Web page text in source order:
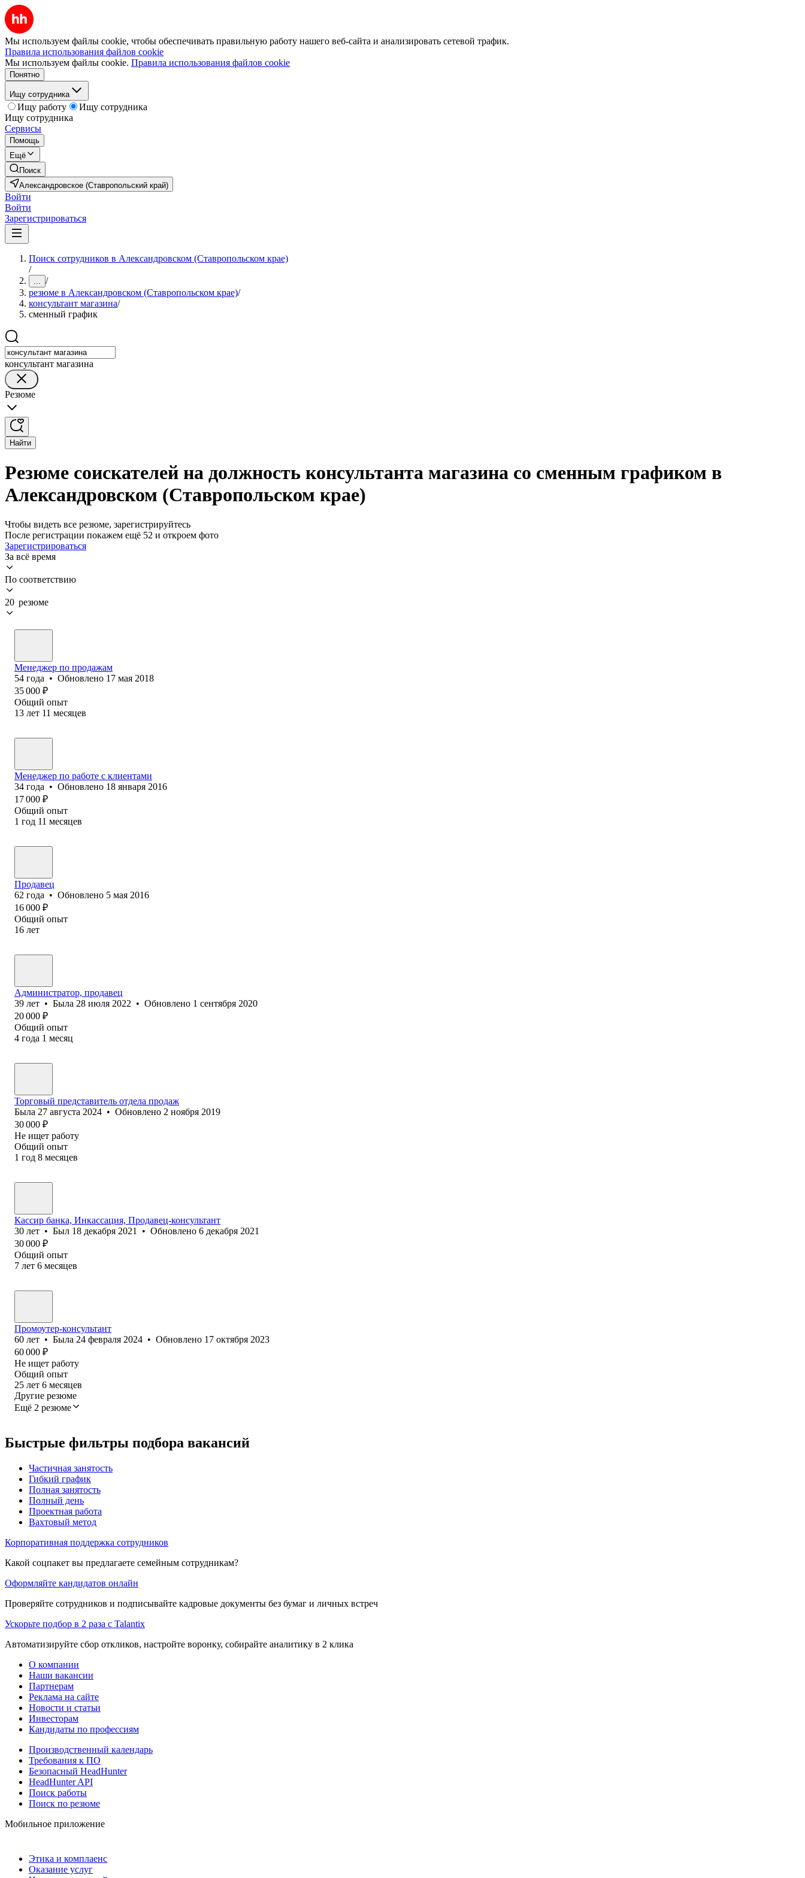
Мы используем файлы cookie, чтобы обеспечивать правильную работу нашего веб-сайта и анализировать сетевой трафик.
Правила использования файлов cookie
Мы используем файлы cookie. Правила использования файлов cookie
Понятно
Ищу сотрудника
Ищу работу
Ищу сотрудника
Ищу сотрудника
Сервисы
Помощь
Ещё
Поиск
Александровское (Ставропольский край)
Войти
Войти
Зарегистрироваться
Поиск сотрудников в Александровском (Ставропольском крае)
/
... /
резюме в Александровском (Ставропольском крае)/
консультант магазина/
сменный график
консультант магазина
Резюме
Найти
Резюме соискателей на должность консультанта магазина со сменным графиком в
Александровском (Ставропольском крае)
Чтобы видеть все резюме, зарегистрируйтесь
После регистрации покажем ещё 52 и откроем фото
Зарегистрироваться
За всё время
По соответствию
20 резюме
Менеджер по продажам
54 года • Обновлено 17 мая 2018
35 000 ₽
Общий опыт
13 лет 11 месяцев
Менеджер по работе с клиентами
34 года • Обновлено 18 января 2016
17 000 ₽
Общий опыт
1 год 11 месяцев
Продавец
62 года • Обновлено 5 мая 2016
16 000 ₽
Общий опыт
16 лет
Администратор, продавец
39 лет • Была 28 июля 2022 • Обновлено 1 сентября 2020
20 000 ₽
Общий опыт
4 года 1 месяц
Торговый представитель отдела продаж
Была 27 августа 2024 • Обновлено 2 ноября 2019
30 000 ₽
Не ищет работу
Общий опыт
1 год 8 месяцев
Кассир банка, Инкассация, Продавец-консультант
30 лет • Был 18 декабря 2021 • Обновлено 6 декабря 2021
30 000 ₽
Общий опыт
7 лет 6 месяцев
Промоутер-консультант
60 лет • Была 24 февраля 2024 • Обновлено 17 октября 2023
60 000 ₽
Не ищет работу
Общий опыт
25 лет 6 месяцев
Другие резюме
Ещё 2 резюме
Быстрые фильтры подбора вакансий
Частичная занятость
Гибкий график
Полная занятость
Полный день
Проектная работа
Вахтовый метод
Корпоративная поддержка сотрудников
Какой соцпакет вы предлагаете семейным сотрудникам?
Оформляйте кандидатов онлайн
Проверяйте сотрудников и подписывайте кадровые документы без бумаг и личных встреч
Ускорьте подбор в 2 раза с Talantix
Автоматизируйте сбор откликов, настройте воронку, собирайте аналитику в 2 клика
О компании
Наши вакансии
Партнерам
Реклама на сайте
Новости и статьи
Инвесторам
Кандидаты по профессиям
Производственный календарь
Требования к ПО
Безопасный HeadHunter
HeadHunter API
Поиск работы
Поиск по резюме
Мобильное приложение
Этика и комплаенс
Оказание услуг